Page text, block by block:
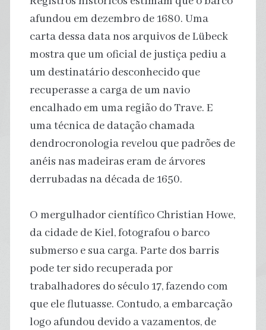
afundou em dezembro de 1680. Uma
carta dessa data nos arquivos de Lübeck
mostra que um oficial de justiça pediu a
um destinatário desconhecido que
recuperasse a carga de um navio
encalhado em uma região do Trave. E
uma técnica de datação chamada
dendrocronologia revelou que padrões de
anéis nas madeiras eram de árvores
derrubadas na década de 1650.
O mergulhador científico Christian Howe,
da cidade de Kiel, fotografou o barco
submerso e sua carga. Parte dos barris
pode ter sido recuperada por
trabalhadores do século 17, fazendo com
que ele flutuasse. Contudo, a embarcação
logo afundou devido a vazamentos, de